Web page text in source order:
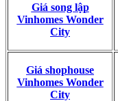
Giá song lập
Vinhomes Wonder
City
Giá shophouse
Vinhomes Wonder
City